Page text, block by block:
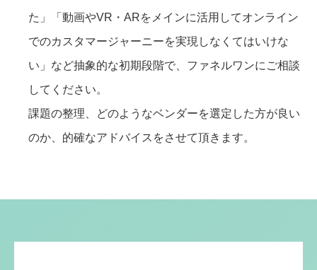
た」「動画やVR・ARをメインに活用してオンライン
でのカスタマージャーニーを実現しなくてはいけな
い」など抽象的な初期段階で、ファネルワンにご相談
してください。
課題の整理、どのようなベンダーを選定した方が良い
のか、的確なアドバイスをさせて頂きます。